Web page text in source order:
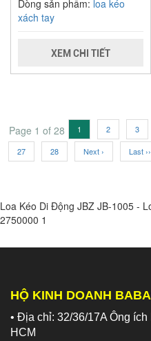
Dòng sản phẩm: loa kéo
xách tay
XEM CHI TIẾT
Page 1 of 28 1 2 3
27 28 Next › Last ››
Loa Kéo Di Động JBZ JB-1005 -
2750000 1
HỘ KINH DOANH
• Địa chỉ: 32/36/17A Ông
HCM